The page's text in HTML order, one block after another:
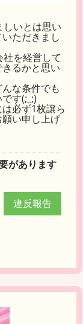
しいとは思い
ただきまし
を経営して
るかと思い
な条件でも
す(;_;)
必ず1枚譲ら
い申し上げ
があります
違反報告